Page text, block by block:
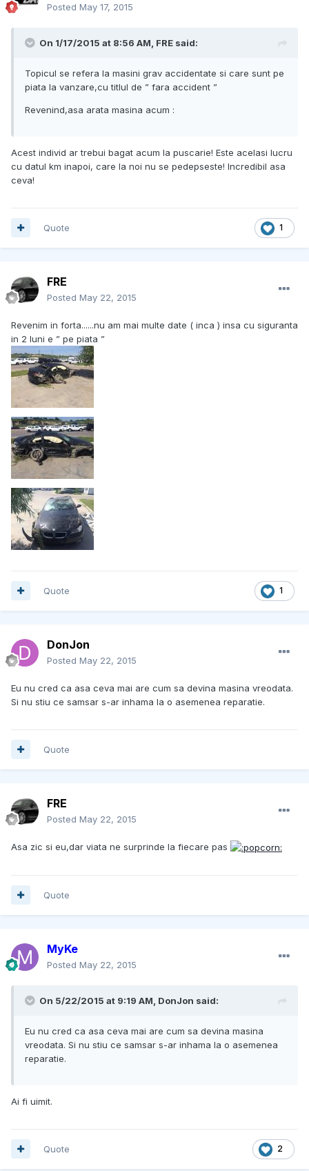
Posted May 17, 2015
On 1/17/2015 at 8:56 AM, FRE said:
Topicul se refera la masini grav accidentate si care sunt pe
piata la vanzare,cu titlul de ” fara accident ”
Revenind,asa arata masina acum :
Acest individ ar trebui bagat acum la puscarie! Este acelasi lucru
cu datul km inapoi, care la noi nu se pedepseste! Incredibil asa
ceva!
1
Quote
FRE
Posted May 22, 2015
Revenim in forta......nu am mai multe date ( inca ) insa cu siguranta
in 2 luni e ” pe piata ”
1
Quote
DonJon
Posted May 22, 2015
Eu nu cred ca asa ceva mai are cum sa devina masina vreodata.
Si nu stiu ce samsar s-ar inhama la o asemenea reparatie.
Quote
FRE
Posted May 22, 2015
Asa zic si eu,dar viata ne surprinde la fiecare pas
Quote
MyKe
Posted May 22, 2015
On 5/22/2015 at 9:19 AM, DonJon said:
Eu nu cred ca asa ceva mai are cum sa devina masina
vreodata. Si nu stiu ce samsar s-ar inhama la o asemenea
reparatie.
Ai fi uimit.
2
Quote